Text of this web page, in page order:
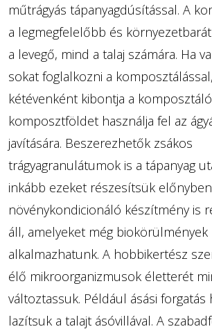
műtrágyás tápanyagdúsítással. A
a legmegfelelőbb és
a levegő, mind a talaj számára. Ha
sokat foglalkozni a
kétévenként kibontja a
komposztföldet használja fel az
javítására. Beszerezhetők zsákos
trágyagranulátumok is a tápanyag
inkább ezeket részesítsük
növénykondicionáló készítmény is
áll, amelyeket még biokörülmények
alkalmazhatunk. A hobbikertész
élő mikroorganizmusok életterét
változtassuk. Például ásási forgatás
lazítsuk a talajt ásóvillával. A